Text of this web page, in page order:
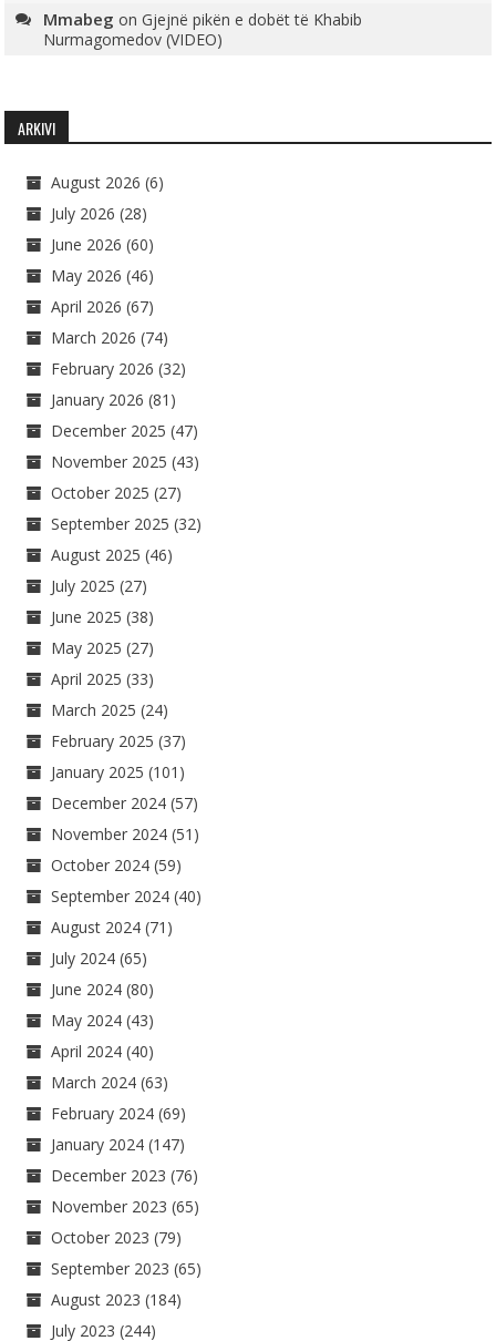
Mmabeg onGjejnë pikën e dobët të Khabib
Nurmagomedov (VIDEO)
ARKIVI
August 2026 (6)
July 2026 (28)
June 2026 (60)
May 2026 (46)
April 2026 (67)
March 2026 (74)
February 2026 (32)
January 2026 (81)
December 2025 (47)
November 2025 (43)
October 2025 (27)
September 2025 (32)
August 2025 (46)
July 2025 (27)
June 2025 (38)
May 2025 (27)
April 2025 (33)
March 2025 (24)
February 2025 (37)
January 2025 (101)
December 2024 (57)
November 2024 (51)
October 2024 (59)
September 2024 (40)
August 2024 (71)
July 2024 (65)
June 2024 (80)
May 2024 (43)
April 2024 (40)
March 2024 (63)
February 2024 (69)
January 2024 (147)
December 2023 (76)
November 2023 (65)
October 2023 (79)
September 2023 (65)
August 2023 (184)
July 2023 (244)